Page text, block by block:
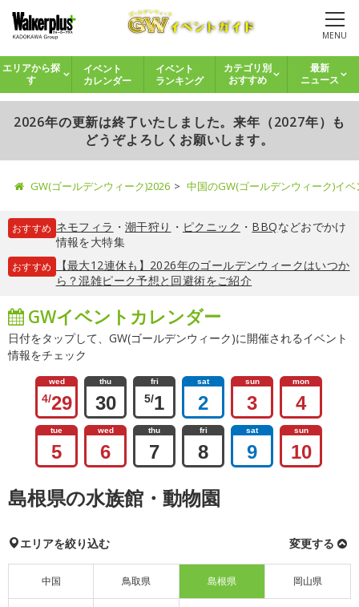
MENU
エリアから探
す
イベント
カレンダー
イベント
ランキング
カテゴリ別
おすすめ
最新
ニュース
2026年の更新は終了いたしました。来年（2027年）も
どうぞよろしくお願いします。
GW(ゴールデンウィーク)2026 中国のGW(ゴールデンウィーク)イ
おすすめ ネモフィラ ・ 潮干狩り ・ ピクニック ・ BBQなどおでかけ
情報を大特集
おすすめ
【最大12連休も】2026年のゴールデンウィークはいつか
ら？混雑ピーク予想と回避術をご紹介
GWイベントカレンダー
日付をタップして、GW(ゴールデンウィーク)に開催されるイベント
情報をチェック
wed
4/29
thu
30
fri
5/1
sat
2
sun
3
mon
4
tue
5
wed
6
thu
7
fri
8
sat
9
sun
10
島根県の水族館・動物園
エリアを絞り込む 変更する
中国 鳥取県 島根県 岡山県